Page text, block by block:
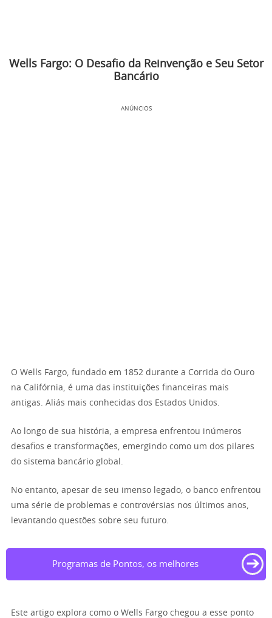
Wells Fargo: O Desafio da Reinvenção e Seu Setor
Bancário
ANÚNCIOS
O Wells Fargo, fundado em 1852 durante a Corrida do Ouro
na Califórnia, é uma das instituições financeiras mais
antigas. Aliás mais conhecidas dos Estados Unidos.
Ao longo de sua história, a empresa enfrentou inúmeros
desafios e transformações, emergindo como um dos pilares
do sistema bancário global.
No entanto, apesar de seu imenso legado, o banco enfrentou
uma série de problemas e controvérsias nos últimos anos,
levantando questões sobre seu futuro.
Programas de Pontos, os melhores ➔
Este artigo explora como o Wells Fargo chegou a esse ponto